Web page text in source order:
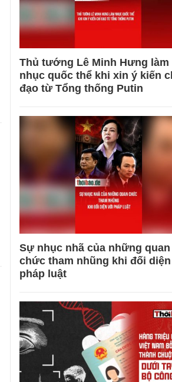
Thủ tướng Lê Minh Hưng làm
nhục quốc thể khi xin ý kiến
đạo từ Tổng thống Putin
Sự nhục nhã của những quan
chức tham nhũng khi đối
pháp luật